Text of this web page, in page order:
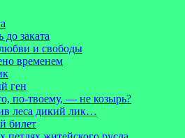
до заката
и свободы
временем
ген
по-твоему, — не козырь?
леса дикий лик…
билет